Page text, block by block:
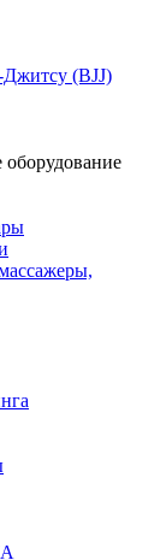
(BJJ)